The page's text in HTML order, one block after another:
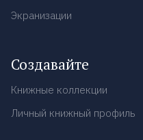
Экранизации
Создавайте
Книжные коллекции
Личный книжный профиль